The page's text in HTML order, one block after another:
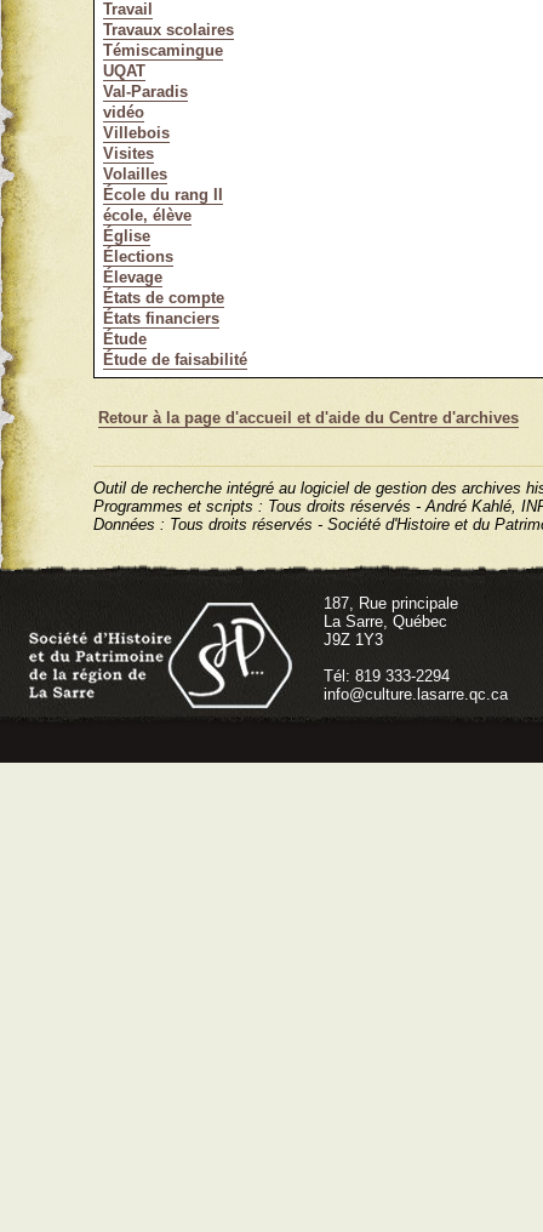
Travail
Travaux scolaires
Témiscamingue
UQAT
Val-Paradis
vidéo
Villebois
Visites
Volailles
École du rang II
école, élève
Église
Élections
Élevage
États de compte
États financiers
Étude
Étude de faisabilité
Retour à la page d'accueil et d'aide du Centre d'archives
Outil de recherche intégré au logiciel de gestion des archives
Programmes et scripts : Tous droits réservés - André Kahlé,
Données : Tous droits réservés - Société d'Histoire et du
187, Rue principale
La Sarre, Québec
J9Z 1Y3
Tél: 819 333-2294
info@culture.lasarre.qc.ca